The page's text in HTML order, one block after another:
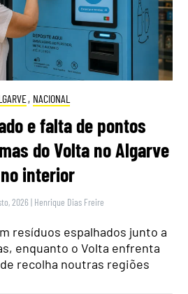
, NACIONAL
e falta de pontos
do Volta no Algarve
interior
2026 | Henrique Dias Freire
resíduos espalhados junto a
enquanto o Volta enfrenta
recolha noutras regiões